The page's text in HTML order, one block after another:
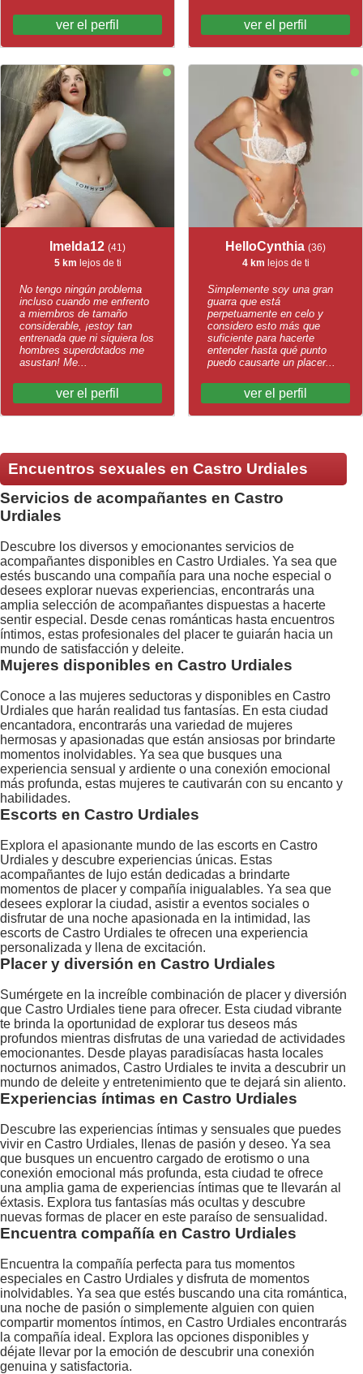
ver el perfil
Imelda12 (41)
5 km lejos de ti
No tengo ningún problema
incluso cuando me enfrento
a miembros de tamaño
considerable, ¡estoy tan
entrenada que ni siquiera los
hombres superdotados me
asustan! Me...
ver el perfil
ver el perfil
HelloCynthia (36)
4 km lejos de ti
Simplemente soy una gran
guarra que está
perpetuamente en celo y
considero esto más que
suficiente para hacerte
entender hasta qué punto
puedo causarte un placer...
ver el perfil
Encuentros sexuales en Castro Urdiales
Servicios de acompañantes en Castro
Urdiales
Descubre los diversos y emocionantes servicios de
acompañantes disponibles en Castro Urdiales. Ya sea que
estés buscando una compañía para una noche especial o
desees explorar nuevas experiencias, encontrarás una
amplia selección de acompañantes dispuestas a hacerte
sentir especial. Desde cenas románticas hasta encuentros
íntimos, estas profesionales del placer te guiarán hacia un
mundo de satisfacción y deleite.
Mujeres disponibles en Castro Urdiales
Conoce a las mujeres seductoras y disponibles en Castro
Urdiales que harán realidad tus fantasías. En esta ciudad
encantadora, encontrarás una variedad de mujeres
hermosas y apasionadas que están ansiosas por brindarte
momentos inolvidables. Ya sea que busques una
experiencia sensual y ardiente o una conexión emocional
más profunda, estas mujeres te cautivarán con su encanto y
habilidades.
Escorts en Castro Urdiales
Explora el apasionante mundo de las escorts en Castro
Urdiales y descubre experiencias únicas. Estas
acompañantes de lujo están dedicadas a brindarte
momentos de placer y compañía inigualables. Ya sea que
desees explorar la ciudad, asistir a eventos sociales o
disfrutar de una noche apasionada en la intimidad, las
escorts de Castro Urdiales te ofrecen una experiencia
personalizada y llena de excitación.
Placer y diversión en Castro Urdiales
Sumérgete en la increíble combinación de placer y diversión
que Castro Urdiales tiene para ofrecer. Esta ciudad vibrante
te brinda la oportunidad de explorar tus deseos más
profundos mientras disfrutas de una variedad de actividades
emocionantes. Desde playas paradisíacas hasta locales
nocturnos animados, Castro Urdiales te invita a descubrir un
mundo de deleite y entretenimiento que te dejará sin aliento.
Experiencias íntimas en Castro Urdiales
Descubre las experiencias íntimas y sensuales que puedes
vivir en Castro Urdiales, llenas de pasión y deseo. Ya sea
que busques un encuentro cargado de erotismo o una
conexión emocional más profunda, esta ciudad te ofrece
una amplia gama de experiencias íntimas que te llevarán al
éxtasis. Explora tus fantasías más ocultas y descubre
nuevas formas de placer en este paraíso de sensualidad.
Encuentra compañía en Castro Urdiales
Encuentra la compañía perfecta para tus momentos
especiales en Castro Urdiales y disfruta de momentos
inolvidables. Ya sea que estés buscando una cita romántica,
una noche de pasión o simplemente alguien con quien
compartir momentos íntimos, en Castro Urdiales encontrarás
la compañía ideal. Explora las opciones disponibles y
déjate llevar por la emoción de descubrir una conexión
genuina y satisfactoria.